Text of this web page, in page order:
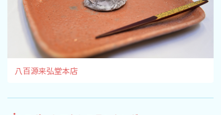
八百源来弘堂本店